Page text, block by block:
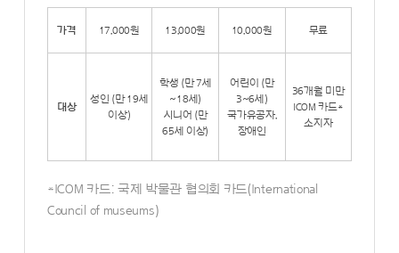
가격 17,000원 13,000원 10,000원 무료
대상
성인 (만 19세
이상)
학생 (만 7세
~18세)
시니어 (만
65세 이상)
어린이 (만
3~6세)
국가유공자,
장애인
36개월 미만
ICOM 카드*
소지자
*ICOM 카드: 국제 박물관 협의회 카드(International
Council of museums)